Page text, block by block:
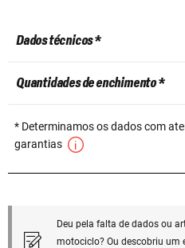
Dados técnicos *
Quantidades de enchimento *
* Determinamos os dados com
garantias
Deu pela falta de dados ou
motociclo? Ou descobriu um